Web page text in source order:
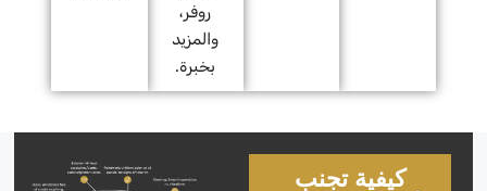
روفر،
والمزيد
بخبرة.
كيفية تجنب